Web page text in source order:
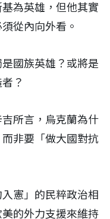
為英雄，但他其實
從內向外看。
國族英雄？或將是
？
所言，烏克蘭為什
非要「做大國對抗
憲」的民粹政治相
的外力支援來維持